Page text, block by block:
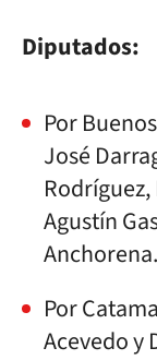
Diputados:
Por
José
Agustín
Anchorena.
Por
Acevedo y